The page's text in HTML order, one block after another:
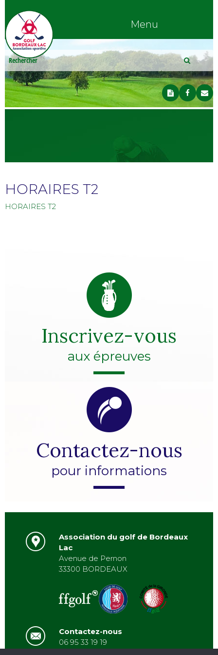
Menu
HORAIRES T2
HORAIRES T2
Inscrivez-vous
aux épreuves
Contactez-nous
pour informations
Association du golf de Bordeaux
Lac
Avenue de Pernon
33300 BORDEAUX
Contactez-nous
06 95 33 19 19